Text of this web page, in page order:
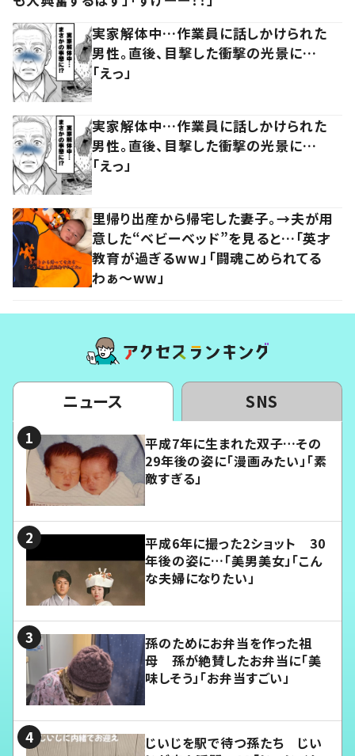
実家解体中…作業員に話しかけられた
男性。直後、目撃した衝撃の光景に…
「えっ」
実家解体中…作業員に話しかけられた
男性。直後、目撃した衝撃の光景に…
「えっ」
里帰り出産から帰宅した妻子。→夫が用
意した“ベビーベッド”を見ると…「英才
教育が過ぎるww」「闘魂こめられてる
わぁ～ww」
ニュース SNS
平成7年に生まれた双子…その
29年後の姿に「漫画みたい」「素
敵すぎる」
平成6年に撮った2ショット 30
年後の姿に…「美男美女」「こん
な夫婦になりたい」
孫のためにお弁当を作った祖
母 孫が絶賛したお弁当に「美
味しそう」「お弁当すごい」
じいじを駅で待つ孫たち じい